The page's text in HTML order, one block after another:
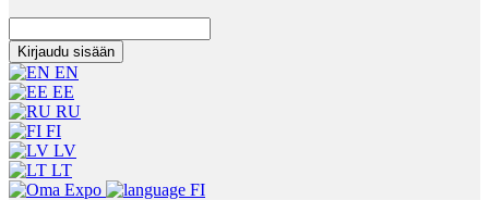
EN
EE
RU
FI
LV
LT
FI